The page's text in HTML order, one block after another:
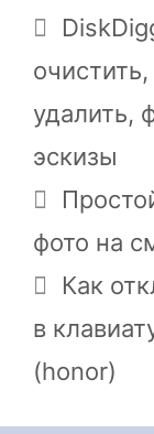
Метки
очистить,
удалить,
эскизы
фото на
Как
в
(honor)